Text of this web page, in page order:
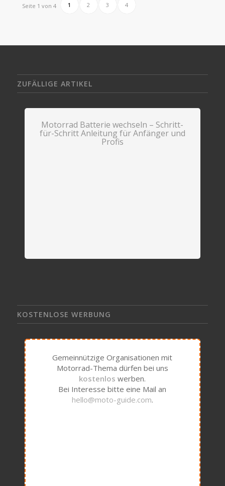
Seite 1 von 4 1 2 3 4
ZUFÄLLIGE ARTIKEL
Motorrad Batterie wechseln – Schritt-
für-Schritt Anleitung für Anfänger und
Profis
KOSTENLOSE WERBUNG
Gemeinnützige Organisationen mit
Motorrad-Thema dürfen bei uns
kostenlos werben.
Bei Interesse bitte eine Mail an
hello@moto-guide.com.